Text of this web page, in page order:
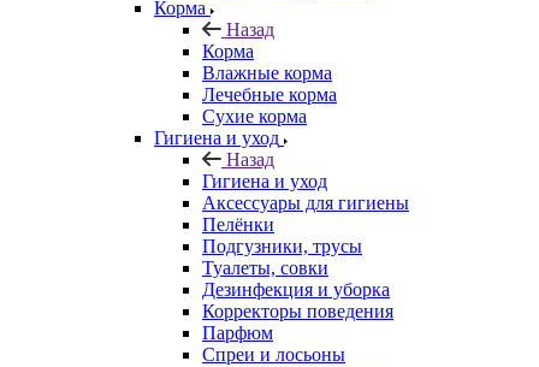
Корма
Назад
Корма
Влажные корма
Лечебные корма
Сухие корма
Гигиена и уход
Назад
Гигиена и уход
Аксессуары для гигиены
Пелёнки
Подгузники, трусы
Туалеты, совки
Дезинфекция и уборка
Корректоры поведения
Парфюм
Спреи и лосьоны